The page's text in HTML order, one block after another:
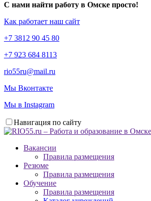
С нами найти работу в Омске просто!
Как работает наш сайт
+7 3812 90 45 80
+7 923 684 8113
rio55ru@mail.ru
Мы Вконтакте
Мы в Instagram
Навигация по сайту
Вакансии
Правила размещения
Резюме
Правила размещения
Обучение
Правила размещения